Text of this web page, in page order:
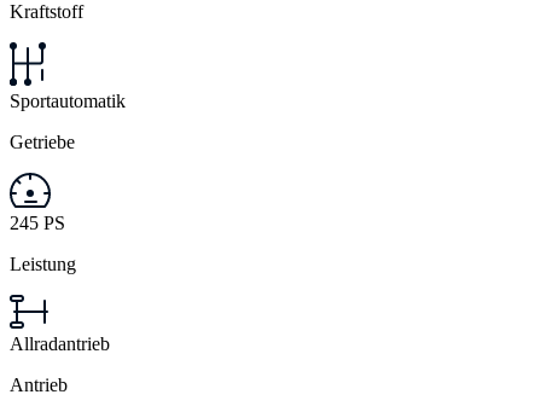
Kraftstoff
Sportautomatik
Getriebe
245 PS
Leistung
Allradantrieb
Antrieb